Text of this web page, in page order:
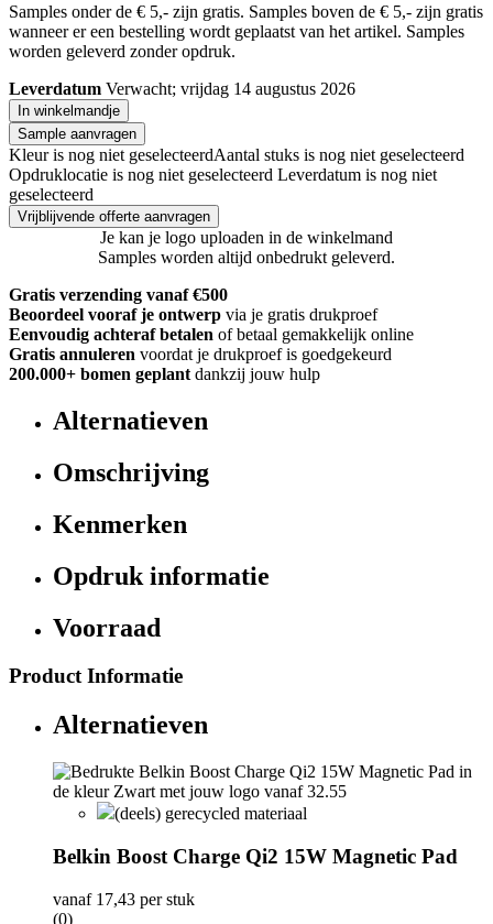
Samples onder de € 5,- zijn gratis. Samples boven de € 5,- zijn gratis
wanneer er een bestelling wordt geplaatst van het artikel. Samples
worden geleverd zonder opdruk.
Leverdatum Verwacht; vrijdag 14 augustus 2026
In winkelmandje
Sample aanvragen
Kleur is nog niet geselecteerdAantal stuks is nog niet geselecteerd
Opdruklocatie is nog niet geselecteerd Leverdatum is nog niet
geselecteerd
Vrijblijvende offerte aanvragen
Je kan je logo uploaden in de winkelmand
Samples worden altijd onbedrukt geleverd.
Gratis verzending vanaf €500
Beoordeel vooraf je ontwerp via je gratis drukproef
Eenvoudig achteraf betalen of betaal gemakkelijk online
Gratis annuleren voordat je drukproef is goedgekeurd
200.000+ bomen geplant dankzij jouw hulp
Alternatieven
Omschrijving
Kenmerken
Opdruk informatie
Voorraad
Product Informatie
Alternatieven
(deels) gerecycled materiaal
Belkin Boost Charge Qi2 15W Magnetic Pad
vanaf 17,43 per stuk
(0)